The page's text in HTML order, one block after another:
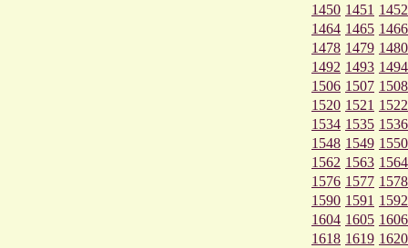
1450 1451 1452
1464 1465 1466
1478 1479 1480
1492 1493 1494
1506 1507 1508
1520 1521 1522
1534 1535 1536
1548 1549 1550
1562 1563 1564
1576 1577 1578
1590 1591 1592
1604 1605 1606
1618 1619 1620